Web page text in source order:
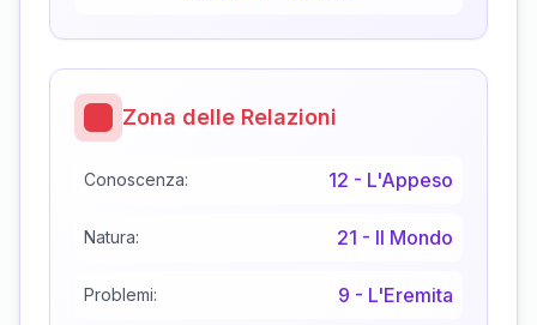
Zona delle Relazioni
Conoscenza: 12 - L'Appeso
Natura: 21 - Il Mondo
Problemi: 9 - L'Eremita